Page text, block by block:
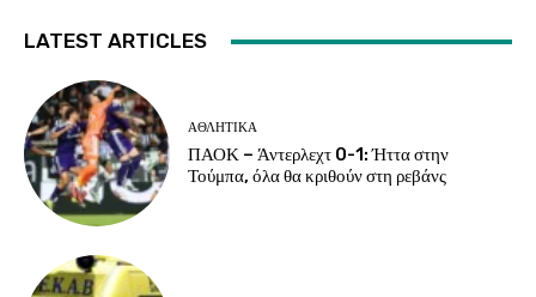
LATEST ARTICLES
ΑΘΛΗΤΙΚΑ
ΠΑΟΚ – Άντερλεχτ 0-1: Ήττα στην
Τούμπα, όλα θα κριθούν στη ρεβάνς